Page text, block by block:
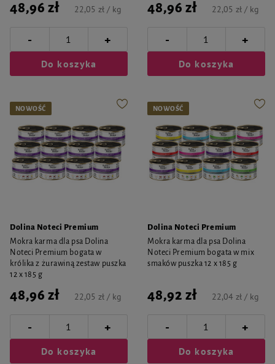
48,96 zł 22,05 zł / kg
- +
Do koszyka
48,96 zł 22,05 zł / kg
- +
Do koszyka
NOWOŚĆ
Dolina Noteci Premium
Mokra karma dla psa Dolina
Noteci Premium bogata w
królika z żurawiną zestaw puszka
12 x 185 g
48,96 zł 22,05 zł / kg
- +
Do koszyka
NOWOŚĆ
Dolina Noteci Premium
Mokra karma dla psa Dolina
Noteci Premium bogata w mix
smaków puszka 12 x 185 g
48,92 zł 22,04 zł / kg
- +
Do koszyka